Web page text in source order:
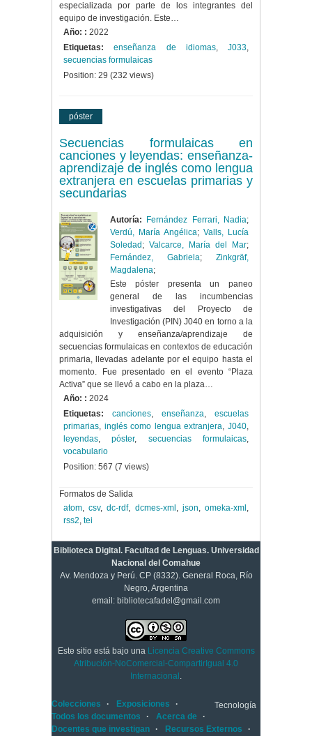
especializada por parte de los integrantes del
equipo de investigación. Este…
Año: : 2022
Etiquetas:
enseñanza de idiomas, J033,
secuencias formulaicas
Position: 29 (232 views)
póster
Secuencias formulaicas en
canciones y leyendas: enseñanza-
aprendizaje de inglés como lengua
extranjera en escuelas primarias y
secundarias
Autoría: Fernández Ferrari, Nadia;
Verdú, María Angélica; Valls, Lucía
Soledad ; Valcarce, María del Mar;
Fernández, Gabriela;Zinkgräf,
Magdalena;
Este póster presenta un paneo
general de las incumbencias
investigativas del Proyecto de
Investigación (PIN) J040 en torno a la
adquisición y enseñanza/aprendizaje de
secuencias formulaicas en contextos de educación
primaria, llevadas adelante por el equipo hasta el
momento. Fue presentado en el evento “Plaza
Activa” que se llevó a cabo en la plaza…
Año: : 2024
Etiquetas:
canciones, enseñanza, escuelas
primarias, inglés como lengua extranjera,J040,
leyendas,póster, secuencias formulaicas,
vocabulario
Position: 567 (7 views)
Formatos de Salida
atom,csv,dc-rdf, dcmes-xml , json,omeka-xml ,
rss2, tei
Biblioteca Digital. Facultad de Lenguas. Universidad
Nacional del Comahue
Av. Mendoza y Perú. CP (8332). General Roca, Río
Negro, Argentina
email: bibliotecafadel@gmail.com
Este sitio está bajo una Licencia Creative Commons
Atribución-NoComercial-CompartirIgual 4.0
Internacional .
Colecciones
Exposiciones
Todos los documentos
Acerca de
Docentes que investigan
Recursos Externos
Tecnología